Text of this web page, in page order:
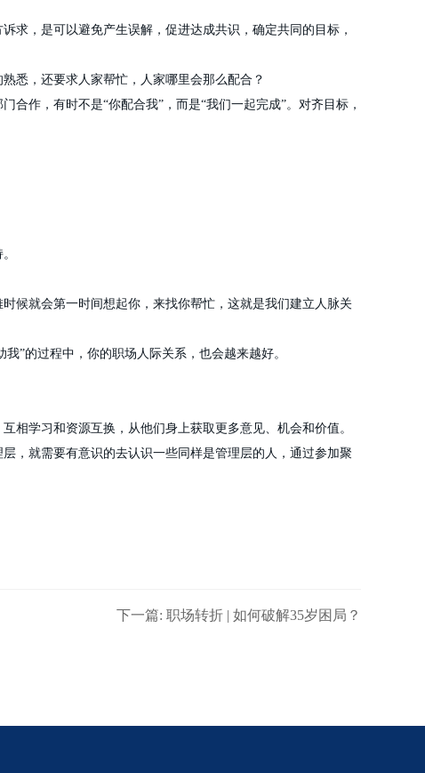
求，是可以避免产生误解，促进达成共识，确定共同的目标，
悉，还要求人家帮忙，人家哪里会那么配合？
作，有时不是“你配合我”，而是“我们一起完成”。对齐目标，
候就会第一时间想起你，来找你帮忙，这就是我们建立人脉关
”的过程中，你的职场人际关系，也会越来越好。
相学习和资源互换，从他们身上获取更多意见、机会和价值。
，就需要有意识的去认识一些同样是管理层的人，通过参加聚
下一篇: 职场转折 | 如何破解35岁困局？